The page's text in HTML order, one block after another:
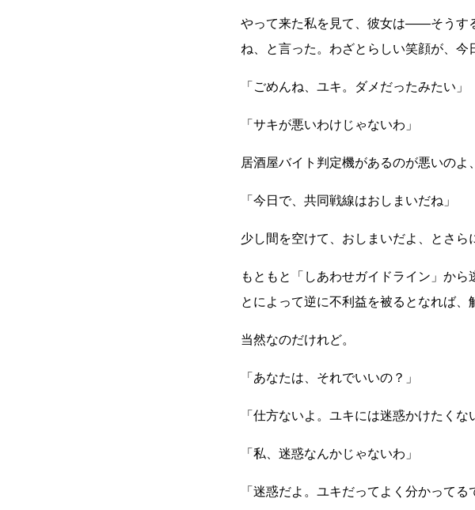
やって来た私を見て、彼女は――そうす
ね、と言った。わざとらしい笑顔が、今
「ごめんね、ユキ。ダメだったみたい」
「サキが悪いわけじゃないわ」
居酒屋バイト判定機があるのが悪いのよ
「今日で、共同戦線はおしまいだね」
少し間を空けて、おしまいだよ、とさら
もともと「しあわせガイドライン」か
とによって逆に不利益を被るとなれば、
当然なのだけれど。
「あなたは、それでいいの？」
「仕方ないよ。ユキには迷惑かけたくな
「私、迷惑なんかじゃないわ」
「迷惑だよ。ユキだってよく分かってる